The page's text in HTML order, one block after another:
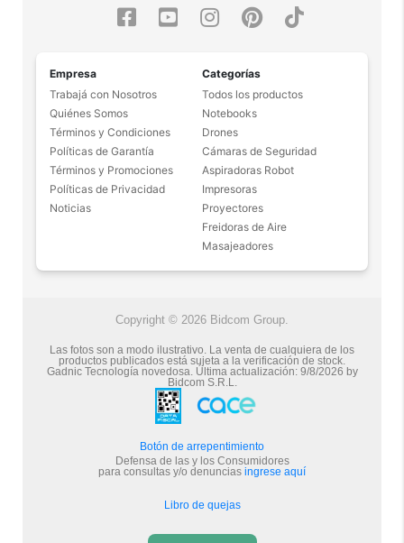
Empresa
Trabajá con Nosotros
Quiénes Somos
Términos y Condiciones
Políticas de Garantía
Términos y Promociones
Políticas de Privacidad
Noticias
Categorías
Todos los productos
Notebooks
Drones
Cámaras de Seguridad
Aspiradoras Robot
Impresoras
Proyectores
Freidoras de Aire
Masajeadores
Copyright © 2026 Bidcom Group.
Las fotos son a modo ilustrativo. La venta de cualquiera de los
productos publicados está sujeta a la verificación de stock.
Gadnic Tecnología novedosa.Última actualización: 9/8/2026 by
Bidcom S.R.L.
Botón de arrepentimiento
Defensa de las y los Consumidores
para consultas y/o denuncias ingrese aquí
Libro de quejas